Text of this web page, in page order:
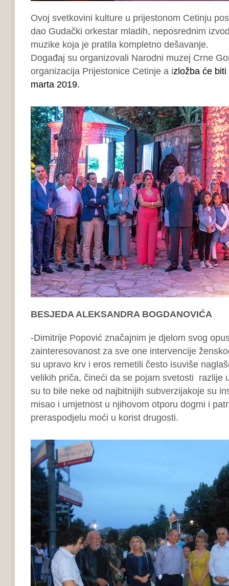
Ovoj svetkovini kulture u prijestonom Cetinju
dao Gudački orkestar mladih, neposrednim
muzike koja je pratila kompletno dešavanje.
Događaj su organizovali Narodni muzej Crne
organizacija Prijestonice Cetinje a izložba će
marta 2019.
BESJEDA ALEKSANDRA BOGDANOVIĆA
-Dimitrije Popović značajnim je djelom svog
zainteresovanost za sve one intervencije
su upravo krv i eros remetili često isuviše
velikih priča, čineći da se pojam svetosti razlije
su to bile neke od najbitnijih subverzijakoje su
misao i umjetnost u njihovom otporu dogmi i
preraspodjelu moći u korist drugosti.